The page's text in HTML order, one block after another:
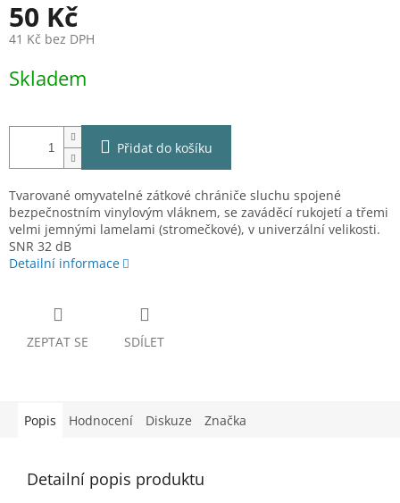
50 Kč
41 Kč bez DPH
cena:
Skladem
Přidat do košíku
Tvarované omyvatelné zátkové chrániče sluchu spojené
bezpečnostním vinylovým vláknem, se zaváděcí rukojetí a třemi
velmi jemnými lamelami (stromečkové), v univerzální velikosti.
SNR 32 dB
Detailní informace
ZEPTAT SE SDÍLET
Popis Hodnocení Diskuze Značka
Detailní popis produktu